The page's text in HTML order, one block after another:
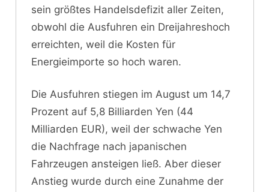
sein größtes Handelsdefizit aller Zeiten,
obwohl die Ausfuhren ein Dreijahreshoch
erreichten, weil die Kosten für
Energieimporte so hoch waren.
Die Ausfuhren stiegen im August um 14,7
Prozent auf 5,8 Billiarden Yen (44
Milliarden EUR), weil der schwache Yen
die Nachfrage nach japanischen
Fahrzeugen ansteigen ließ. Aber dieser
Anstieg wurde durch eine Zunahme der